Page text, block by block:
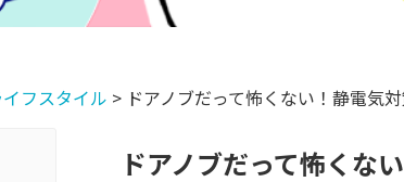
イフスタイル > ドアノブだって怖くない！静電気
ドアノブだって怖くな